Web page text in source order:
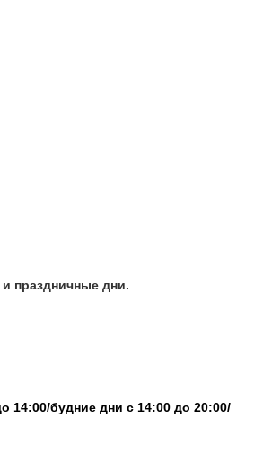
праздничные дни.
14:00/будние дни с 14:00 до 20:00/